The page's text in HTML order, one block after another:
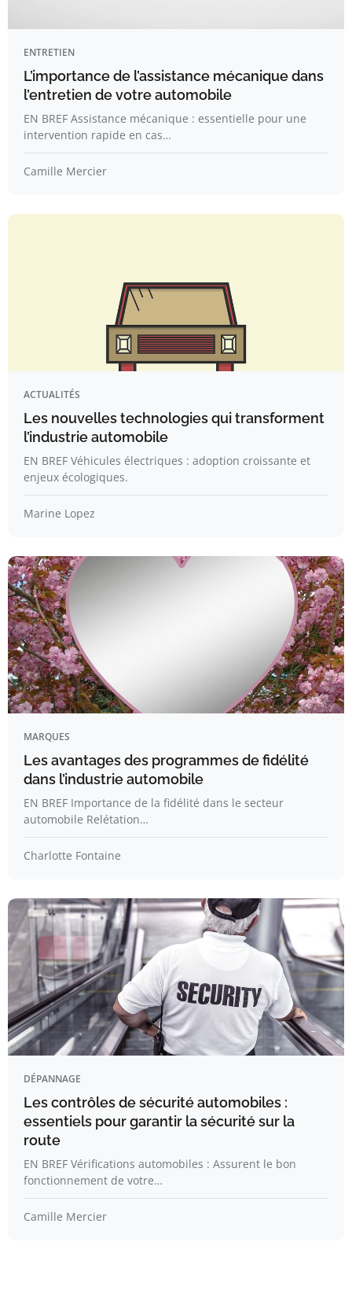
ENTRETIEN
L’importance de l’assistance mécanique dans
l’entretien de votre automobile
EN BREF Assistance mécanique : essentielle pour une
intervention rapide en cas…
Camille Mercier
ACTUALITÉS
Les nouvelles technologies qui transforment
l’industrie automobile
EN BREF Véhicules électriques : adoption croissante et
enjeux écologiques.
Marine Lopez
MARQUES
Les avantages des programmes de fidélité
dans l’industrie automobile
EN BREF Importance de la fidélité dans le secteur
automobile Relétation…
Charlotte Fontaine
DÉPANNAGE
Les contrôles de sécurité automobiles :
essentiels pour garantir la sécurité sur la
route
EN BREF Vérifications automobiles : Assurent le bon
fonctionnement de votre…
Camille Mercier